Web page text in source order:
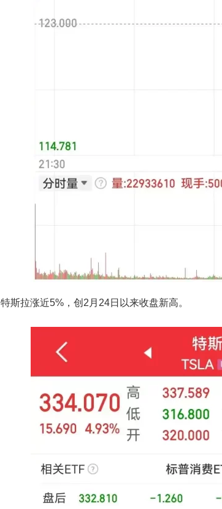
特斯拉涨近5%，创2月24日以来收盘新高。